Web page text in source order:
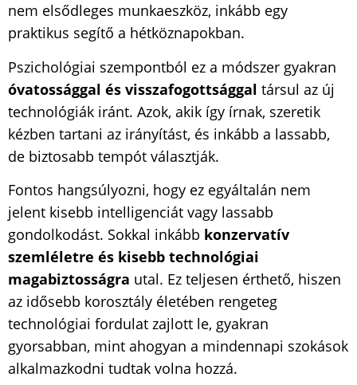
nem elsődleges munkaeszköz, inkább egy
praktikus segítő a hétköznapokban.
Pszichológiai szempontból ez a módszer gyakran
óvatossággal és visszafogottsággal társul az új
technológiák iránt. Azok, akik így írnak, szeretik
kézben tartani az irányítást, és inkább a lassabb,
de biztosabb tempót választják.
Fontos hangsúlyozni, hogy ez egyáltalán nem
jelent kisebb intelligenciát vagy lassabb
gondolkodást. Sokkal inkább konzervatív
szemléletre és kisebb technológiai
magabiztosságra utal. Ez teljesen érthető, hiszen
az idősebb korosztály életében rengeteg
technológiai fordulat zajlott le, gyakran
gyorsabban, mint ahogyan a mindennapi szokások
alkalmazkodni tudtak volna hozzá.